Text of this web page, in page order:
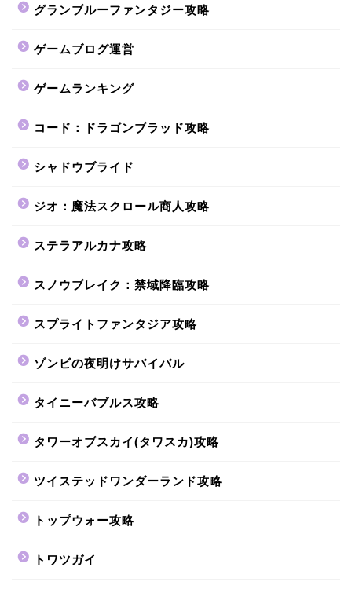
グランブルーファンタジー攻略
ゲームブログ運営
ゲームランキング
コード：ドラゴンブラッド攻略
シャドウブライド
ジオ：魔法スクロール商人攻略
ステラアルカナ攻略
スノウブレイク：禁域降臨攻略
スプライトファンタジア攻略
ゾンビの夜明けサバイバル
タイニーバブルス攻略
タワーオブスカイ(タワスカ)攻略
ツイステッドワンダーランド攻略
トップウォー攻略
トワツガイ